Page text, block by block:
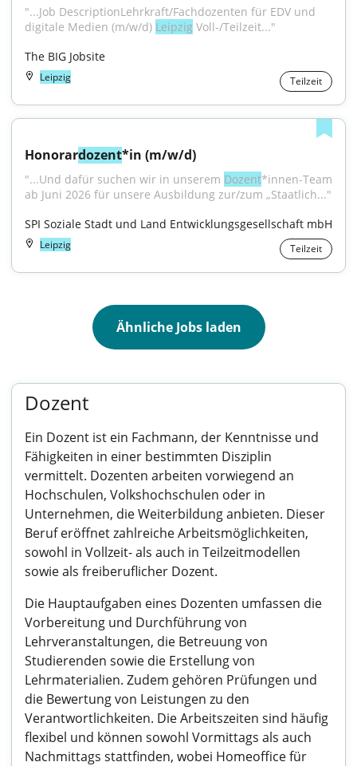
"...Job DescriptionLehrkraft/Fachdozenten für EDV und
digitale Medien (m/w/d) Leipzig Voll-/Teilzeit..."
The BIG Jobsite
Leipzig Teilzeit
Honorardozent*in (m/w/d)
"...Und dafür suchen wir in unserem Dozent*innen-Team
ab Juni 2026 für unsere Ausbildung zur/zum „Staatlich..."
SPI Soziale Stadt und Land Entwicklungsgesellschaft mbH
Leipzig Teilzeit
Ähnliche Jobs laden
Dozent
Ein Dozent ist ein Fachmann, der Kenntnisse und
Fähigkeiten in einer bestimmten Disziplin
vermittelt. Dozenten arbeiten vorwiegend an
Hochschulen, Volkshochschulen oder in
Unternehmen, die Weiterbildung anbieten. Dieser
Beruf eröffnet zahlreiche Arbeitsmöglichkeiten,
sowohl in Vollzeit- als auch in Teilzeitmodellen
sowie als freiberuflicher Dozent.
Die Hauptaufgaben eines Dozenten umfassen die
Vorbereitung und Durchführung von
Lehrveranstaltungen, die Betreuung von
Studierenden sowie die Erstellung von
Lehrmaterialien. Zudem gehören Prüfungen und
die Bewertung von Leistungen zu den
Verantwortlichkeiten. Die Arbeitszeiten sind häufig
flexibel und können sowohl Vormittags als auch
Nachmittags stattfinden, wobei Homeoffice für